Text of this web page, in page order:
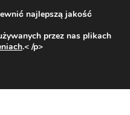
31 zł
800 003 167
najlepszą jakość
przez nas plikach
.< /p>